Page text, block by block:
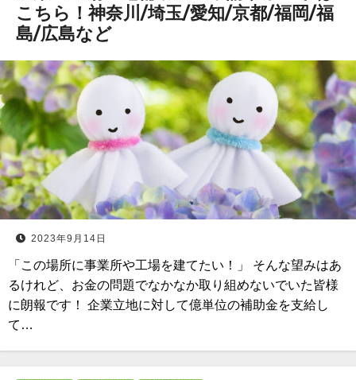
こちら！神奈川/埼玉/愛知/京都/福岡/福
島/広島など
2023年9月14日
「この場所に事業所や工場を建てたい！」 そんな望みはあ
るけれど、お金の問題でなかなか取り組めないでいた皆様
に朗報です！ 企業立地に対して億単位の補助金を支給し
て…